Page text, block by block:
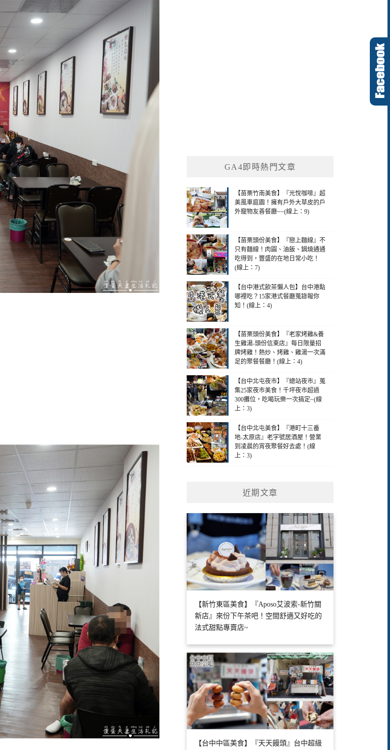
GA4即時熱門文章
【苗栗竹南美食】『光悅咖啡』超
美風車庭園！擁有戶外大草皮的戶
外寵物友善餐廳~~(線上：9)
【苗栗頭份美食】『戀上麵線』不
只有麵線！肉圓、油飯、鍋燒通通
吃得到，豐盛的在地日常小吃！
(線上：7)
【台中港式飲茶懶人包】台中港點
哪裡吃？15家港式餐廳蒐錄報你
知！(線上：4)
【苗栗頭份美食】『老家烤雞&養
生雞湯-頭份信東店』每日限量招
牌烤雞！熱炒、烤雞、雞湯一次滿
足的聚餐餐廳！(線上：4)
【台中北屯夜市】『總站夜市』蒐
集25家夜市美食！千坪夜市超過
300攤位，吃喝玩樂一次搞定~(線
上：3)
【台中北屯美食】『港町十三番
地-太原店』老字號居酒屋！營業
到凌晨的宵夜聚餐好去處！(線
上：3)
近期文章
【新竹東區美食】『Aposo艾波索-新竹關
新店』來份下午茶吧！空間舒適又好吃的
法式甜點專賣店~
【台中中區美食】『天天饅頭』台中超級